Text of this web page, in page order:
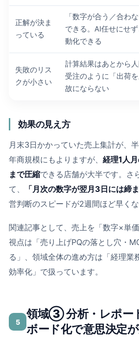
正解が決ま
っている
「数字が合う／合わ
できる。AI任せにせ
動化できる
失敗のリス
クが小さい
計算結果はあとから人
受注のように「出荷
故にならない
効果の見え方
月末3日かかっていた売上集計が、
年商規模にもよりますが、 経理1人
まで圧縮できる店舗が大半です。さ
て、
「月次の数字が翌月3日には締ま
営判断のスピードが2週間ほど早くな
関連記事として、売上を「数字×単
視点は「売り上げPQの落とし穴・
る 」、領域全体の進め方は「経理業
効率化 」で扱っています。
5
領域③ 分析・レポー
ボード化で意思決定